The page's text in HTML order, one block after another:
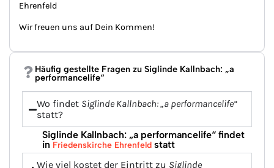
Ehrenfeld
Wir freuen uns auf Dein Kommen!
Häufig gestellte Fragen zu Siglinde Kallnbach: „a
performancelife“
Wo findet Siglinde Kallnbach: „a performancelife“
statt?
Siglinde Kallnbach: „a performancelife“ findet
inFriedenskirche Ehrenfeld statt
Wie viel kostet der Eintritt zu Siglinde